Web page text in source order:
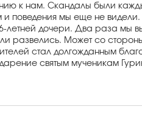
к нам. Скандалы были
и поведения мы еще не
летней дочери. Два раза мы
развелись. Может со
стал долгожданным
святым мученикам